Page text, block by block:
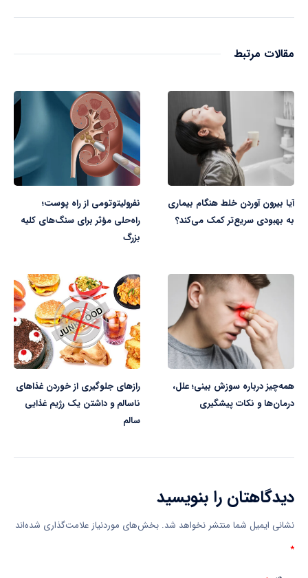
مقالات مرتبط
آیا بیرون آوردن خلط هنگام بیماری
به بهبودی سریع‌تر کمک می‌کند؟
نفرولیتوتومی از راه پوست؛
راه‌حلی مؤثر برای سنگ‌های کلیه
بزرگ
همه‌چیز درباره سوزش بینی؛ علل،
درمان‌ها و نکات پیشگیری
رازهای جلوگیری از خوردن غذاهای
ناسالم و داشتن یک رژیم غذایی
سالم
دیدگاهتان را بنویسید
نشانی ایمیل شما منتشر نخواهد شد. بخش‌های موردنیاز علامت‌گذاری شده‌اند
*